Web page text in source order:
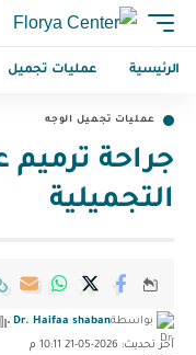
الرئيسية عمليات تجميل
عمليات تجميل الوجه
جراحة
التجميلية
آخر تحديث: 2026-05-21 10:11 م
بواسطةDr. Haifaa shaban